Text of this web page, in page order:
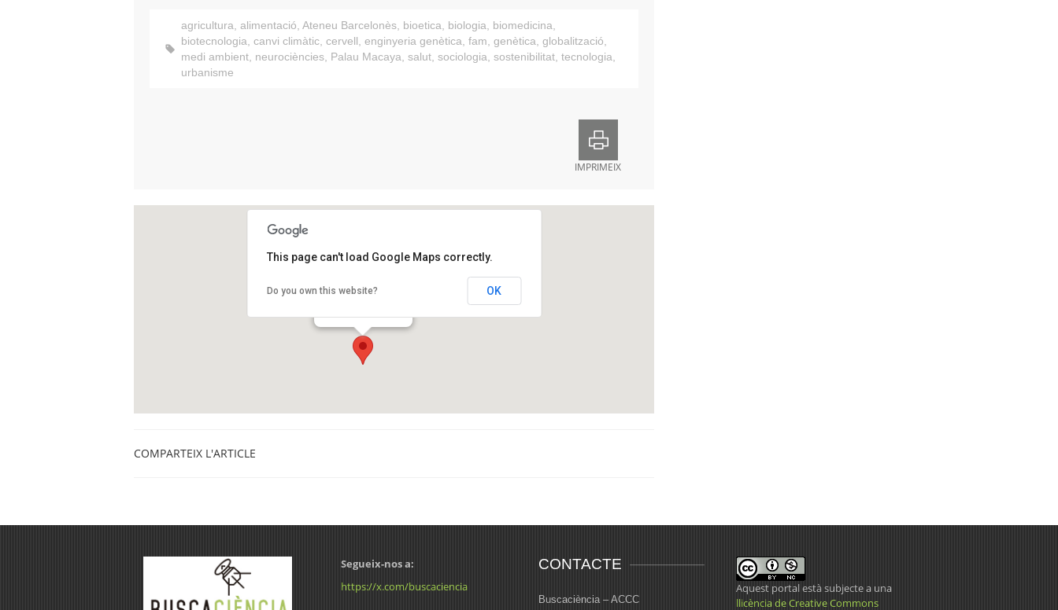
agricultura, alimentació, Ateneu Barcelonès, bioetica, biologia, biomedicina,
biotecnologia, canvi climàtic, cervell, enginyeria genètica, fam, genètica, globalització,
medi ambient, neurociències, Palau Macaya, salut, sociologia, sostenibilitat, tecnologia,
urbanisme
IMPRIMEIX
Carrer Canuda, 6
This page can't load Google Maps correctly.
Do you own this website? OK
COMPARTEIX L'ARTICLE
Segueix-nos a:
https://x.com/buscaciencia
CONTACTE
Buscaciència – ACCC
Aquest portal està subjecte a una
llicència de Creative Commons